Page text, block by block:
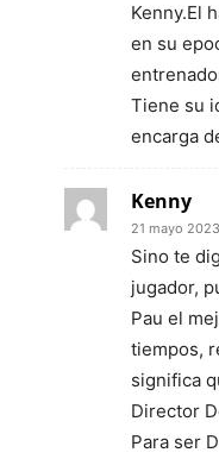
Kenny.El
en su
Tiene su
encarga
Kenny
21 mayo
Sino te
jugador,
Pau el
tiempos,
significa
Director
Para ser